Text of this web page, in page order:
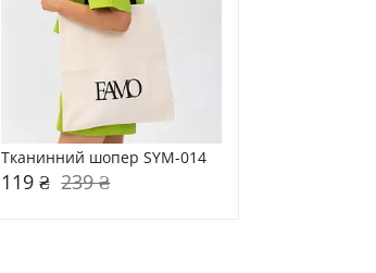
Тканинний шопер SYM-014
119 ₴ 239 ₴